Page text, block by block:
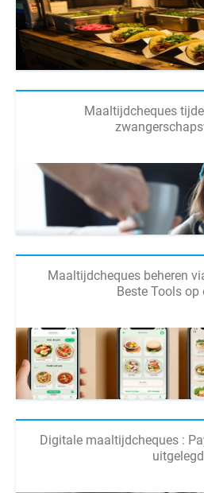
Maaltijdcheques
Maaltijdcheques beheren
Beste Tools op
Digitale maaltijdcheques :
uitgelegd